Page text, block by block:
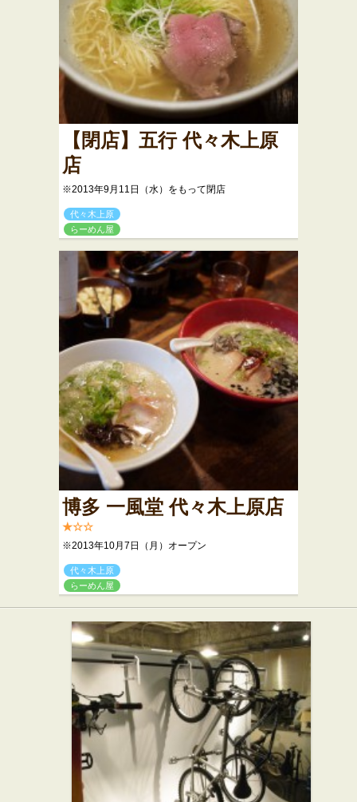
【閉店】五行 代々木上原
店
※2013年9月11日（水）をもって閉店
代々木上原
らーめん屋
博多 一風堂 代々木上原店
★☆☆
※2013年10月7日（月）オープン
代々木上原
らーめん屋